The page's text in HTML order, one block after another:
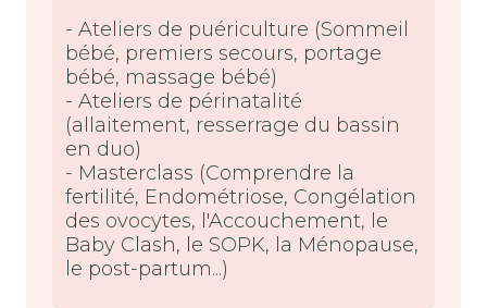
- Ateliers de puériculture (Sommeil
bébé, premiers secours, portage
bébé, massage bébé)
- Ateliers de périnatalité
(allaitement, resserrage du bassin
en duo)
- Masterclass (Comprendre la
fertilité, Endométriose, Congélation
des ovocytes, l'Accouchement, le
Baby Clash, le SOPK, la Ménopause,
le post-partum...)